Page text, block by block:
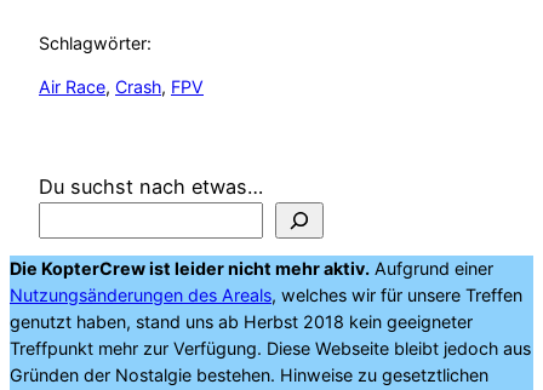
Schlagwörter:
Air Race, Crash, FPV
Du suchst nach etwas…
Die KopterCrew ist leider nicht mehr aktiv. Aufgrund einer
Nutzungsänderungen des Areals, welches wir für unsere Treffen
genutzt haben, stand uns ab Herbst 2018 kein geeigneter
Treffpunkt mehr zur Verfügung. Diese Webseite bleibt jedoch aus
Gründen der Nostalgie bestehen. Hinweise zu gesetztlichen